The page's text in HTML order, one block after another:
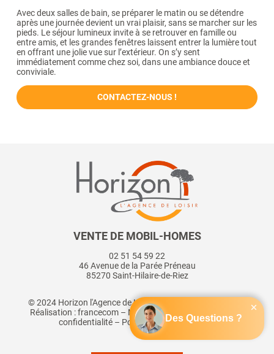
Avec deux salles de bain, se préparer le matin ou se détendre
après une journée devient un vrai plaisir, sans se marcher sur les
pieds. Le séjour lumineux invite à se retrouver en famille ou
entre amis, et les grandes fenêtres laissent entrer la lumière tout
en offrant une jolie vue sur l’extérieur. On s’y sent
immédiatement comme chez soi, dans une ambiance douce et
conviviale.
CONTACTEZ-NOUS !
VENTE DE MOBIL-HOMES
02 51 54 59 22
46 Avenue de la Parée Préneau
85270 Saint-Hilaire-de-Riez
© 2024 Horizon l'Agence de Loisir– Tous droits réservés –
Réalisation :francecom– Mentions légales–
Politique de
confidentialité– Politique de Cookies (EU)